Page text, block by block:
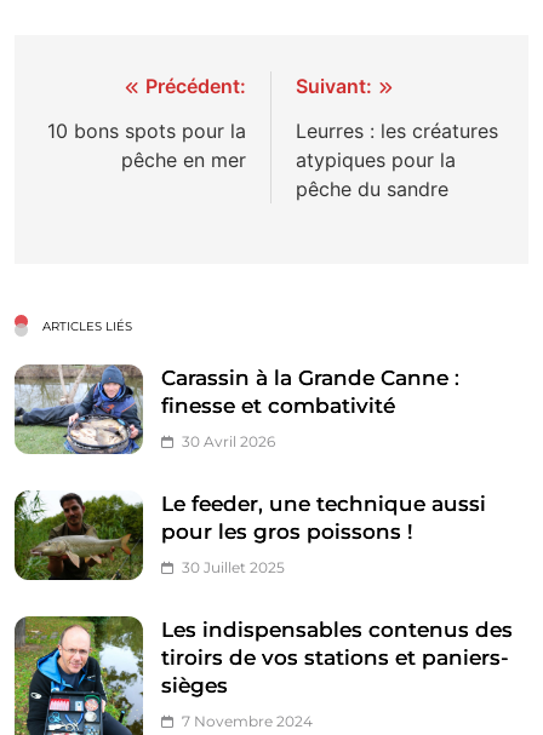
Navigation
de
l’article
Précédent:
10 bons spots pour la
pêche en mer
Suivant:
Leurres : les créatures
atypiques pour la
pêche du sandre
ARTICLES LIÉS
Carassin à la Grande Canne :
finesse et combativité
30 Avril 2026
Le feeder, une technique aussi
pour les gros poissons !
30 Juillet 2025
Les indispensables contenus des
tiroirs de vos stations et paniers-
sièges
7 Novembre 2024